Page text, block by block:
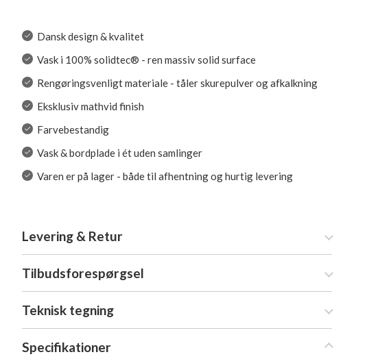
Dansk design & kvalitet
Vask i 100% solidtec® - ren massiv solid surface
Rengøringsvenligt materiale - tåler skurepulver og afkalkning
Eksklusiv mathvid finish
Farvebestandig
Vask & bordplade i ét uden samlinger
Varen er på lager - både til afhentning og hurtig levering
Levering & Retur
Tilbudsforespørgsel
Teknisk tegning
Specifikationer